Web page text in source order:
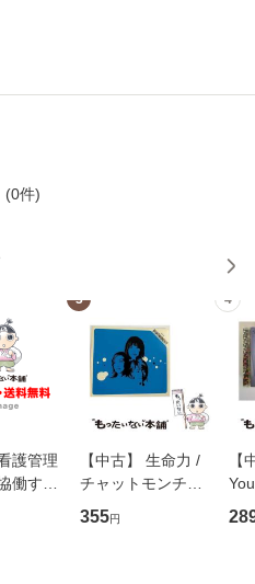
(0件)
護管理
働する
マネ
キル 改
3
【中古】 生命力 /
チャットモンチー /
キューンレコード
[CD]【メール便送
355円
4
【
のが